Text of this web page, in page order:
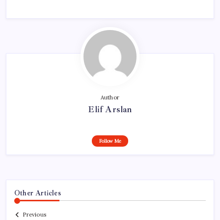
Author
Elif Arslan
Follow Me
Other Articles
Previous